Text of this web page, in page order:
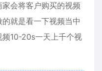
会将客户购买的视频
就是看一下视频当中
10-20s一天上千个视